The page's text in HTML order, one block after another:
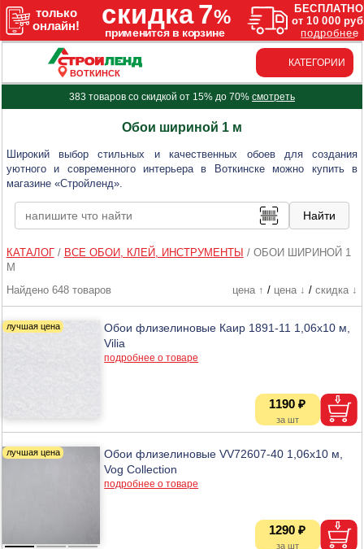
ВОТКИНСК
КАТЕГОРИИ
383 товаров со скидкой от 15% до 70% смотреть
Обои шириной 1 м
Широкий выбор стильных и качественных обоев для создания
уютного и современного интерьера в Воткинске можно купить в
магазине «Стройленд».
КАТАЛОГ/ ВСЕ ОБОИ, КЛЕЙ, ИНСТРУМЕНТЫ / ОБОИ ШИРИНОЙ 1
М
Найдено 648 товаров
цена ↑ / цена ↓ / скидка ↓
Обои флизелиновые Каир 1891-11 1,06х10 м,
Vilia
подробнее о товаре
1190 ₽
Обои флизелиновые VV72607-40 1,06х10 м,
Vog Collection
подробнее о товаре
1290 ₽